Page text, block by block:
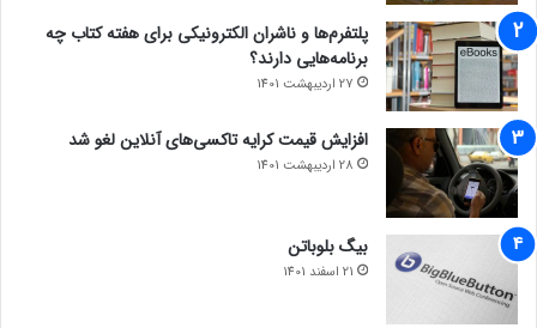
پلتفرم‌ها و ناشران الکترونیکی برای هفته کتاب چه
برنامه‌هایی دارند؟
27 اردیبهشت 1401
افزایش قیمت کرایه تاکسی‌های آنلاین لغو شد
28 اردیبهشت 1401
بیگ بلوباتن
21 اسفند 1401